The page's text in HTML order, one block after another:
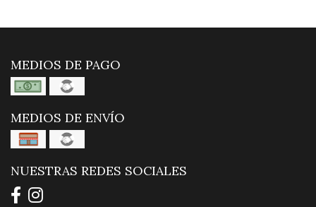
MEDIOS DE PAGO
MEDIOS DE ENVÍO
NUESTRAS REDES SOCIALES